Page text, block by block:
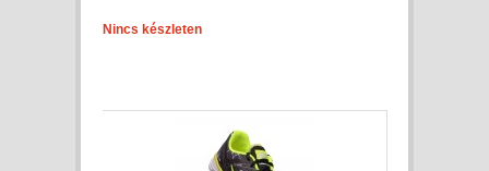
Nincs készleten